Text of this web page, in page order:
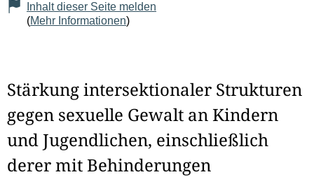
Inhalt dieser Seite melden
(Mehr Informationen)
Stärkung intersektionaler Strukturen
gegen sexuelle Gewalt an Kindern
und Jugendlichen, einschließlich
derer mit Behinderungen